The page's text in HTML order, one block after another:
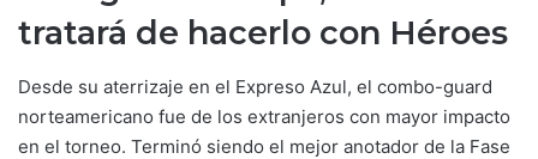
tratará de hacerlo con Héroes
Desde su aterrizaje en el Expreso Azul, el combo-guard
norteamericano fue de los extranjeros con mayor impacto
en el torneo. Terminó siendo el mejor anotador de la Fase